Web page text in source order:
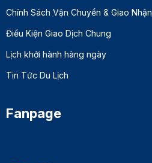
Chính Sách Vận Chuyển & Giao Nhận
Điều Kiện Giao Dịch Chung
Lịch khởi hành hàng ngày
Tin Tức Du Lịch
Fanpage